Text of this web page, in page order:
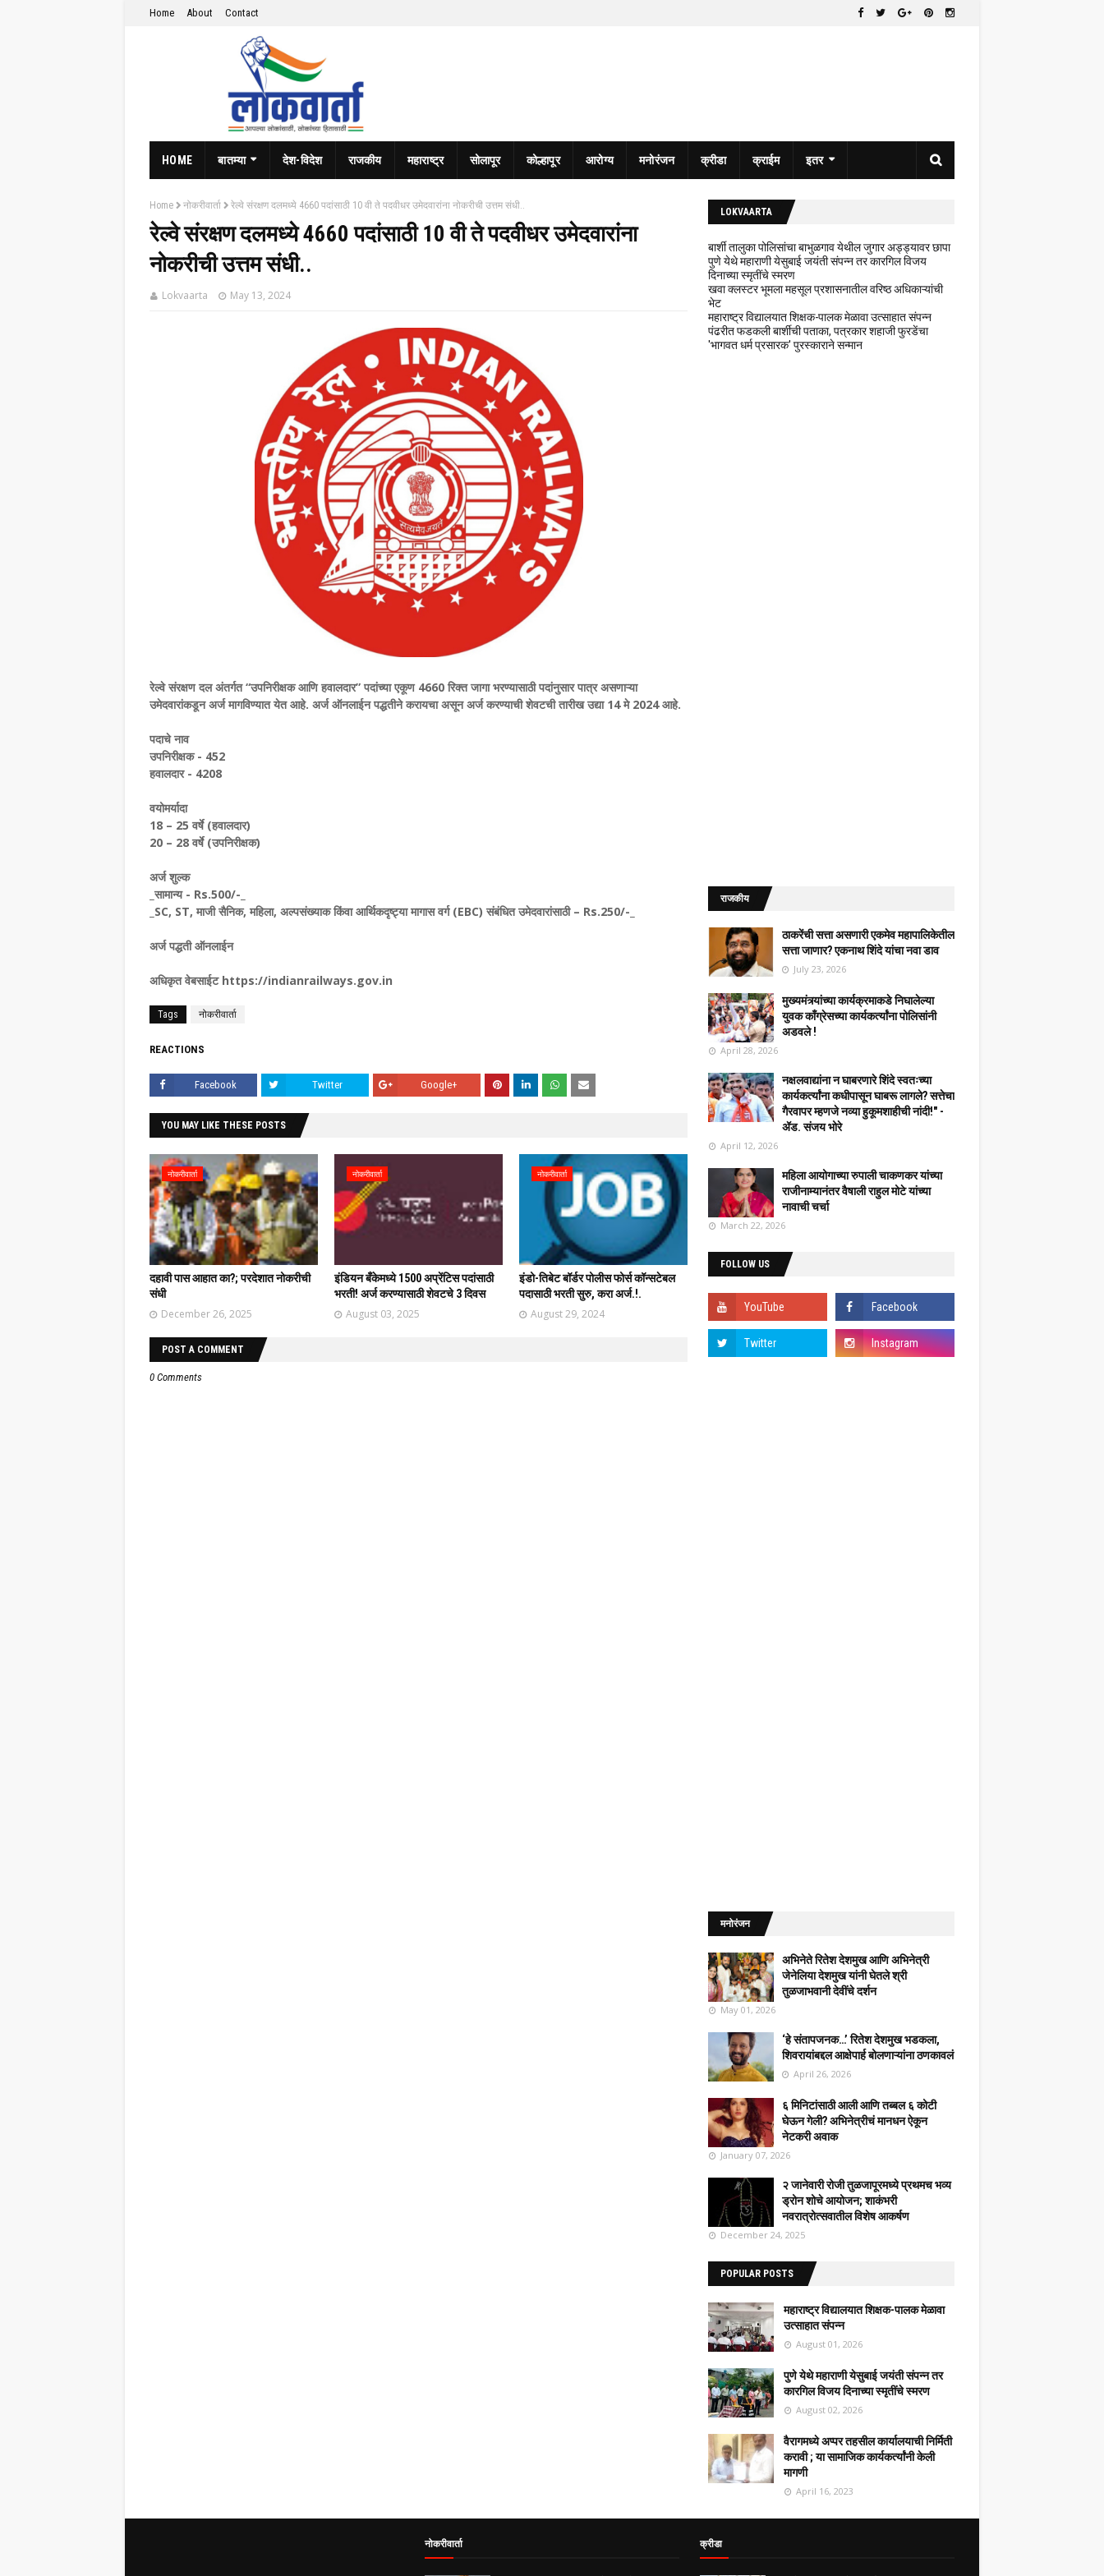
Home About Contact
HOME बातम्या देश-विदेश राजकीय महाराष्ट्र सोलापूर कोल्हापूर आरोग्य मनोरंजन क्रीडा क्राईम इतर
Home नोकरीवार्ता रेल्वे संरक्षण दलमध्ये 4660 पदांसाठी 10 वी ते पदवीधर उमेदवारांना नोकरीची उत्तम संधी..
रेल्वे संरक्षण दलमध्ये 4660 पदांसाठी 10 वी ते पदवीधर उमेदवारांना
नोकरीची उत्तम संधी..
Lokvaarta May 13, 2024
रेल्वे संरक्षण दल अंतर्गत “उपनिरीक्षक आणि हवालदार” पदांच्या एकूण 4660 रिक्त जागा भरण्यासाठी पदांनुसार पात्र असणाऱ्या
उमेदवारांकडून अर्ज मागविण्यात येत आहे. अर्ज ऑनलाईन पद्धतीने करायचा असून अर्ज करण्याची शेवटची तारीख उद्या 14 मे 2024 आहे.
पदाचे नाव
उपनिरीक्षक - 452
हवालदार - 4208
वयोमर्यादा
18 – 25 वर्षे (हवालदार)
20 – 28 वर्षे (उपनिरीक्षक)
अर्ज शुल्क
_सामान्य - Rs.500/-_
_SC, ST, माजी सैनिक, महिला, अल्पसंख्याक किंवा आर्थिकदृष्ट्या मागास वर्ग (EBC) संबंधित उमेदवारांसाठी – Rs.250/-_
अर्ज पद्धती ऑनलाईन
अधिकृत वेबसाईट https://indianrailways.gov.in
Tags नोकरीवार्ता
REACTIONS
Facebook Twitter Google+
YOU MAY LIKE THESE POSTS
नोकरीवार्ता
दहावी पास आहात का?; परदेशात नोकरीची
संधी
December 26, 2025
नोकरीवार्ता
इंडियन बँकेमध्ये 1500 अप्रेंटिस पदांसाठी
भरती! अर्ज करण्यासाठी शेवटचे 3 दिवस
August 03, 2025
नोकरीवार्ता
इंडो-तिबेट बॉर्डर पोलीस फोर्स कॉन्सटेबल
पदासाठी भरती सुरु, करा अर्ज.!.
August 29, 2024
POST A COMMENT
0 Comments
LOKVAARTA
बार्शी तालुका पोलिसांचा बाभुळगाव येथील जुगार अड्ड्यावर छापा
पुणे येथे महाराणी येसुबाई जयंती संपन्न तर कारगिल विजय
दिनाच्या स्मृतींचे स्मरण
खवा क्लस्टर भूमला महसूल प्रशासनातील वरिष्ठ अधिकाऱ्यांची
भेट
महाराष्ट्र विद्यालयात शिक्षक-पालक मेळावा उत्साहात संपन्न
पंढरीत फडकली बार्शीची पताका, पत्रकार शहाजी फुरडेंचा
'भागवत धर्म प्रसारक' पुरस्काराने सन्मान
राजकीय
ठाकरेंची सत्ता असणारी एकमेव महापालिकेतील
सत्ता जाणार? एकनाथ शिंदे यांचा नवा डाव
July 23, 2026
मुख्यमंत्र्यांच्या कार्यक्रमाकडे निघालेल्या
युवक काँग्रेसच्या कार्यकर्त्यांना पोलिसांनी
अडवले !
April 28, 2026
नक्षलवाद्यांना न घाबरणारे शिंदे स्वतःच्या
कार्यकर्त्यांना कधीपासून घाबरू लागले? सत्तेचा
गैरवापर म्हणजे नव्या हुकूमशाहीची नांदी!" -
ॲड. संजय भोरे
April 12, 2026
महिला आयोगाच्या रुपाली चाकणकर यांच्या
राजीनाम्यानंतर वैषाली राहुल मोटे यांच्या
नावाची चर्चा
March 22, 2026
FOLLOW US
मनोरंजन
अभिनेते रितेश देशमुख आणि अभिनेत्री
जेनेलिया देशमुख यांनी घेतले श्री
तुळजाभवानी देवींचे दर्शन
May 01, 2026
‘हे संतापजनक…’ रितेश देशमुख भडकला,
शिवरायांबद्दल आक्षेपार्ह बोलणाऱ्यांना ठणकावलं
April 26, 2026
६ मिनिटांसाठी आली आणि तब्बल ६ कोटी
घेऊन गेली? अभिनेत्रीचं मानधन ऐकून
नेटकरी अवाक
January 07, 2026
२ जानेवारी रोजी तुळजापूरमध्ये प्रथमच भव्य
ड्रोन शोचे आयोजन; शाकंभरी
नवरात्रोत्सवातील विशेष आकर्षण
December 24, 2025
POPULAR POSTS
महाराष्ट्र विद्यालयात शिक्षक-पालक मेळावा
उत्साहात संपन्न
August 01, 2026
पुणे येथे महाराणी येसुबाई जयंती संपन्न तर
कारगिल विजय दिनाच्या स्मृतींचे स्मरण
August 02, 2026
वैरागमध्ये अप्पर तहसील कार्यालयाची निर्मिती
करावी ; या सामाजिक कार्यकर्त्यांनी केली
मागणी
April 16, 2023
नोकरीवार्ता क्रीडा